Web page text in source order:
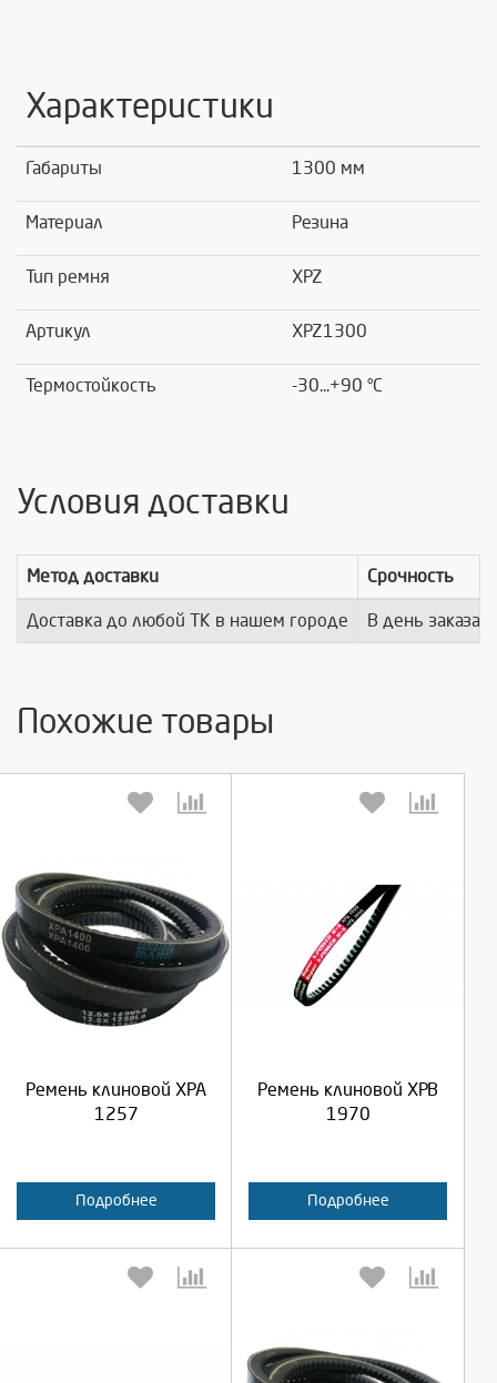
Характеристики
Габариты 1300 мм
Материал Резина
Тип ремня XPZ
Артикул XPZ1300
Термостойкость -30...+90 °C
Условия доставки
Метод доставки Срочность
Доставка до любой ТК в нашем городе В день заказа
Похожие товары
Ремень клиновой XPA
1257
Подробнее
Выберите количество:
Отмена
Ремень клиновой XPB
1970
Подробнее
Выберите количество:
Отмена